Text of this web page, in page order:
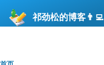
祁劲松的博客👨‍💻